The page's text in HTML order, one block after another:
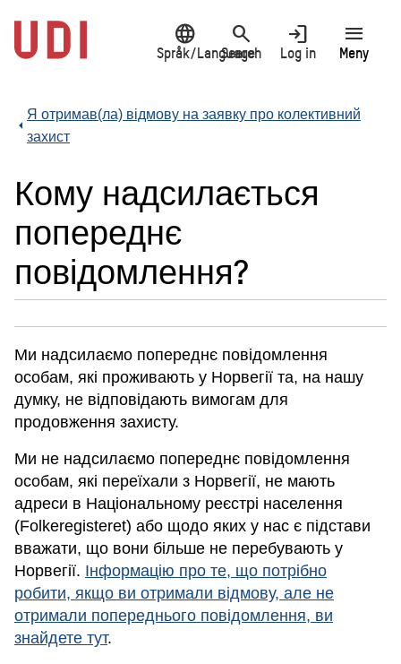
main
content
language
Språk/Language
search
Search
login
Log in
menu
Meny
Я отримав(ла) відмову на заявку про колективний
захист
Кому надсилається
попереднє
повідомлення?
Ми надсилаємо попереднє повідомлення
особам, які проживають у Норвегії та, на нашу
думку, не відповідають вимогам для
продовження захисту.
Ми не надсилаємо попереднє повідомлення
особам, які переїхали з Норвегії, не мають
адреси в Національному реєстрі населення
(Folkeregisteret) або щодо яких у нас є підстави
вважати, що вони більше не перебувають у
Норвегії. Інформацію про те, що потрібно
робити, якщо ви отримали відмову, але не
отримали попереднього повідомлення, ви
знайдете тут.